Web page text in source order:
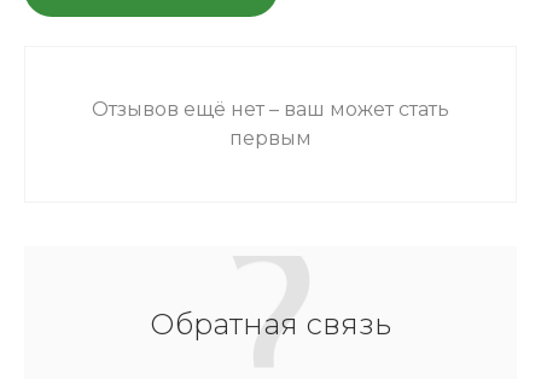
Отзывов ещё нет – ваш может стать
первым
Обратная связь